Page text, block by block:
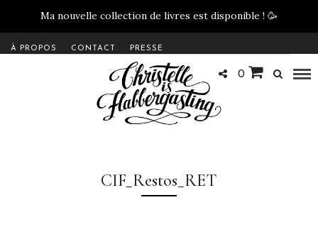
Ma nouvelle collection de livres est disponible ! 🥳
À PROPOS CONTACT PRESSE
0
CIF_Restos_RET